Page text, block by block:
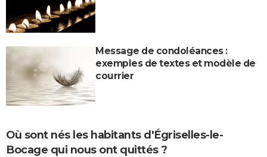
Message de condoléances :
exemples de textes et modèle de
courrier
Où sont nés les habitants d'Égriselles-le-
Bocage qui nous ont quittés ?